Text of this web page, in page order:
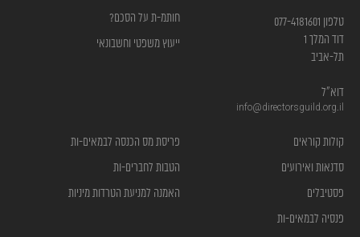
טלפון 077-4181601
דוד המלך 1
תל-אביב
דוא”ל
info@directorsguild.org.il
חותמ-ת על הסכם?
ייעוץ משפטי וחשבונאי
קולות קוראים
סדנאות ואירועים
פסטיבלים
פנסיה לבמאים-ות
פריסת מס הכנסה לבמאים-ות
הטבות לחברים-ות
האמנה למניעת הטרדות מיניות